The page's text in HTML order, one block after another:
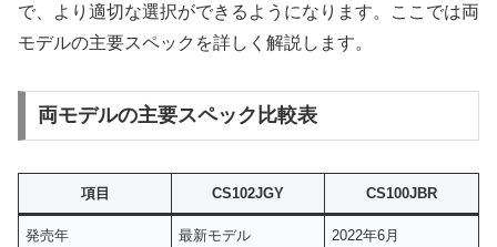
で、より適切な選択ができるようになります。ここでは両
モデルの主要スペックを詳しく解説します。
両モデルの主要スペック比較表
項目 CS102JGY CS100JBR
発売年 最新モデル 2022年6月